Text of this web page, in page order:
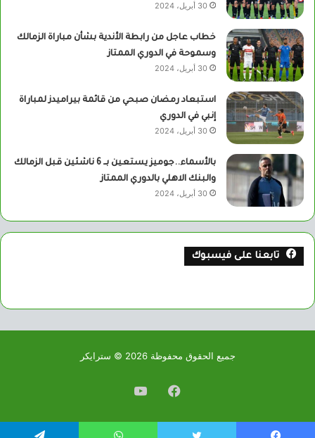
30 أبريل، 2024
خطاب عاجل من رابطة الأندية بشأن مباراة الزمالك
وسموحة في الدوري الممتاز
30 أبريل، 2024
استبعاد رمضان صبحي من قائمة بيراميدز لمباراة
إنبي في الدوري
30 أبريل، 2024
بالأسماء..جوميز يستعين بــ 6 ناشئين قبل الزمالك
والبنك الاهلي بالدوري الممتاز
30 أبريل، 2024
تابعنا على فيسبوك
جميع الحقوق محفوظة 2026 © سترايكر
فيسبوكيوتيوب